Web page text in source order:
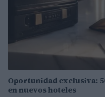
Oportunidad exclusiva:
en nuevos hoteles